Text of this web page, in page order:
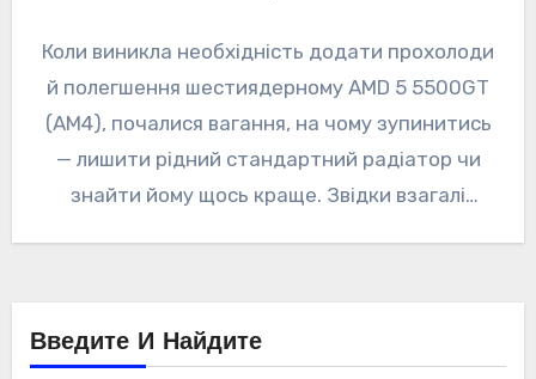
Коли виникла необхідність додати прохолоди
й полегшення шестиядерному AMD 5 5500GT
(AM4), почалися вагання, на чому зупинитись
— лишити рідний стандартний радіатор чи
знайти йому щось краще. Звідки взагалі
Введите И Найдите